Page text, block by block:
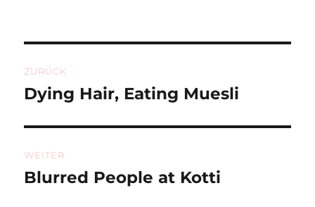
ZURÜCK
Vorheriger
Dying Hair, Eating Muesli
WEITER
Nächster
Blurred People at Kotti